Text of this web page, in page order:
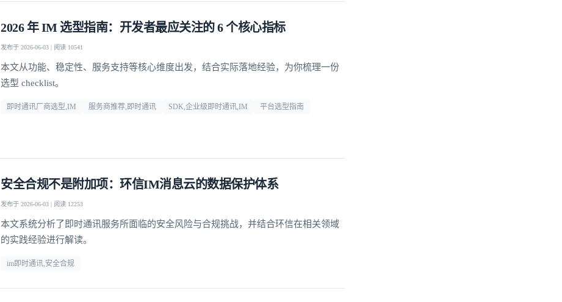
2026 年 IM 选型指南：开发者最应关注的 6 个核心指标
发布于 2026-06-03 | 阅读 10541
本文从功能、稳定性、服务支持等核心维度出发，结合实际落地经验，为你梳理一份
选型 checklist。
即时通讯厂商选型,IM 服务商推荐,即时通讯 SDK,企业级即时通讯,IM 平台选型指南
安全合规不是附加项：环信IM消息云的数据保护体系
发布于 2026-06-03 | 阅读 12253
本文系统分析了即时通讯服务所面临的安全风险与合规挑战，并结合环信在相关领域
的实践经验进行解读。
im即时通讯,安全合规